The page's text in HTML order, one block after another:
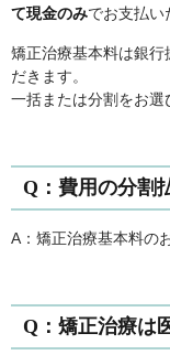
て現金のみでお支払い
矯正治療基本料は銀
だきます。
一括または分割をお選
Q：費用の分割
A：矯正治療基本料の
Q：矯正治療は